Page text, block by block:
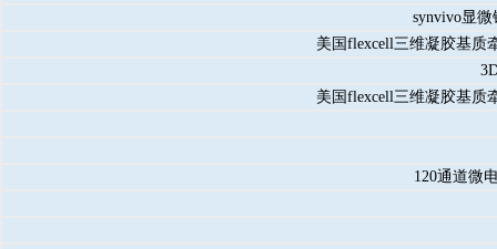
synvivo显
美国flexcell三维凝胶基质
美国flexcell三维凝胶基质
120通道微